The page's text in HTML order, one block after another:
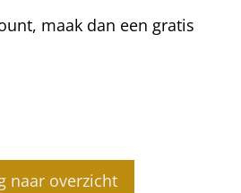
maak dan een gratis
naar overzicht